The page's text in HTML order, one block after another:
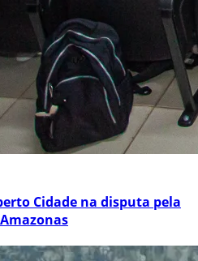
Cidade na disputa pela